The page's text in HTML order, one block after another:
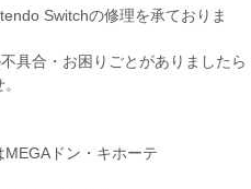
Switchの修理を承ておりま
具合・お困りごとがありましたら
ドン・キホーテ